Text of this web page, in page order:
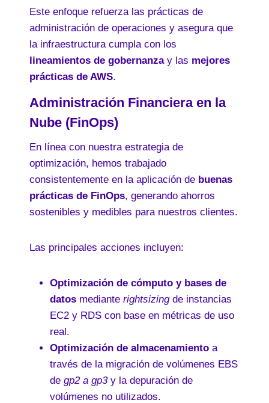
Este enfoque refuerza las prácticas de
administración de operaciones y asegura que
la infraestructura cumpla con los
lineamientos de gobernanzay las mejores
prácticas de AWS.
Administración Financiera en la
Nube (FinOps)
En línea con nuestra estrategia de
optimización, hemos trabajado
consistentemente en la aplicación de buenas
prácticas de FinOps, generando ahorros
sostenibles y medibles para nuestros clientes.
Las principales acciones incluyen:
Optimización de cómputo y bases de
datos mediante rightsizingde instancias
EC2 y RDS con base en métricas de uso
real.
Optimización de almacenamiento a
través de la migración de volúmenes EBS
de gp2 a gp3y la depuración de
volúmenes no utilizados.